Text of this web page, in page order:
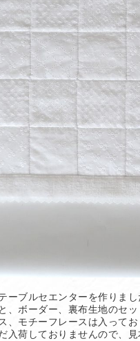
ーブルセエンターを作りまし
、ボーダー、裏布生地のセ
、モチーフレースは入って
入荷しておりませんので、